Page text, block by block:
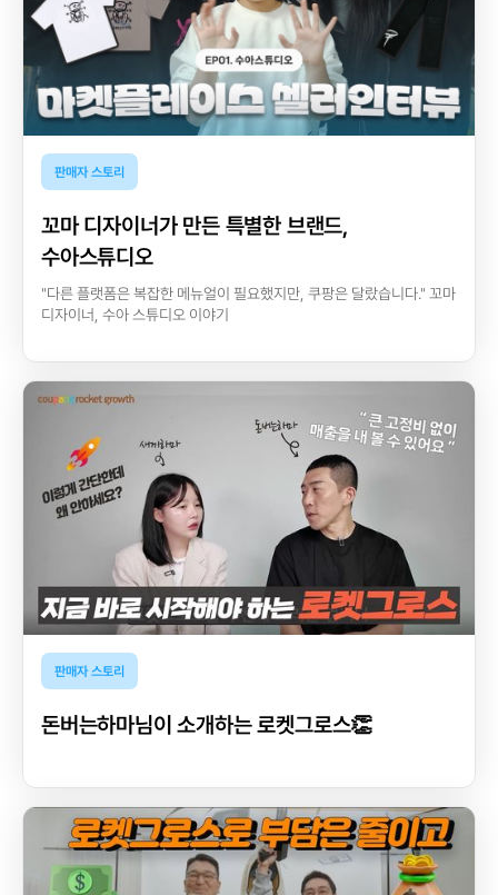
판매자 스토리
꼬마 디자이너가 만든 특별한 브랜드,
수아스튜디오
"다른 플랫폼은 복잡한 메뉴얼이 필요했지만, 쿠팡은 달랐습니다." 꼬마
디자이너, 수아 스튜디오 이야기
판매자 스토리
돈버는하마님이 소개하는 로켓그로스👏